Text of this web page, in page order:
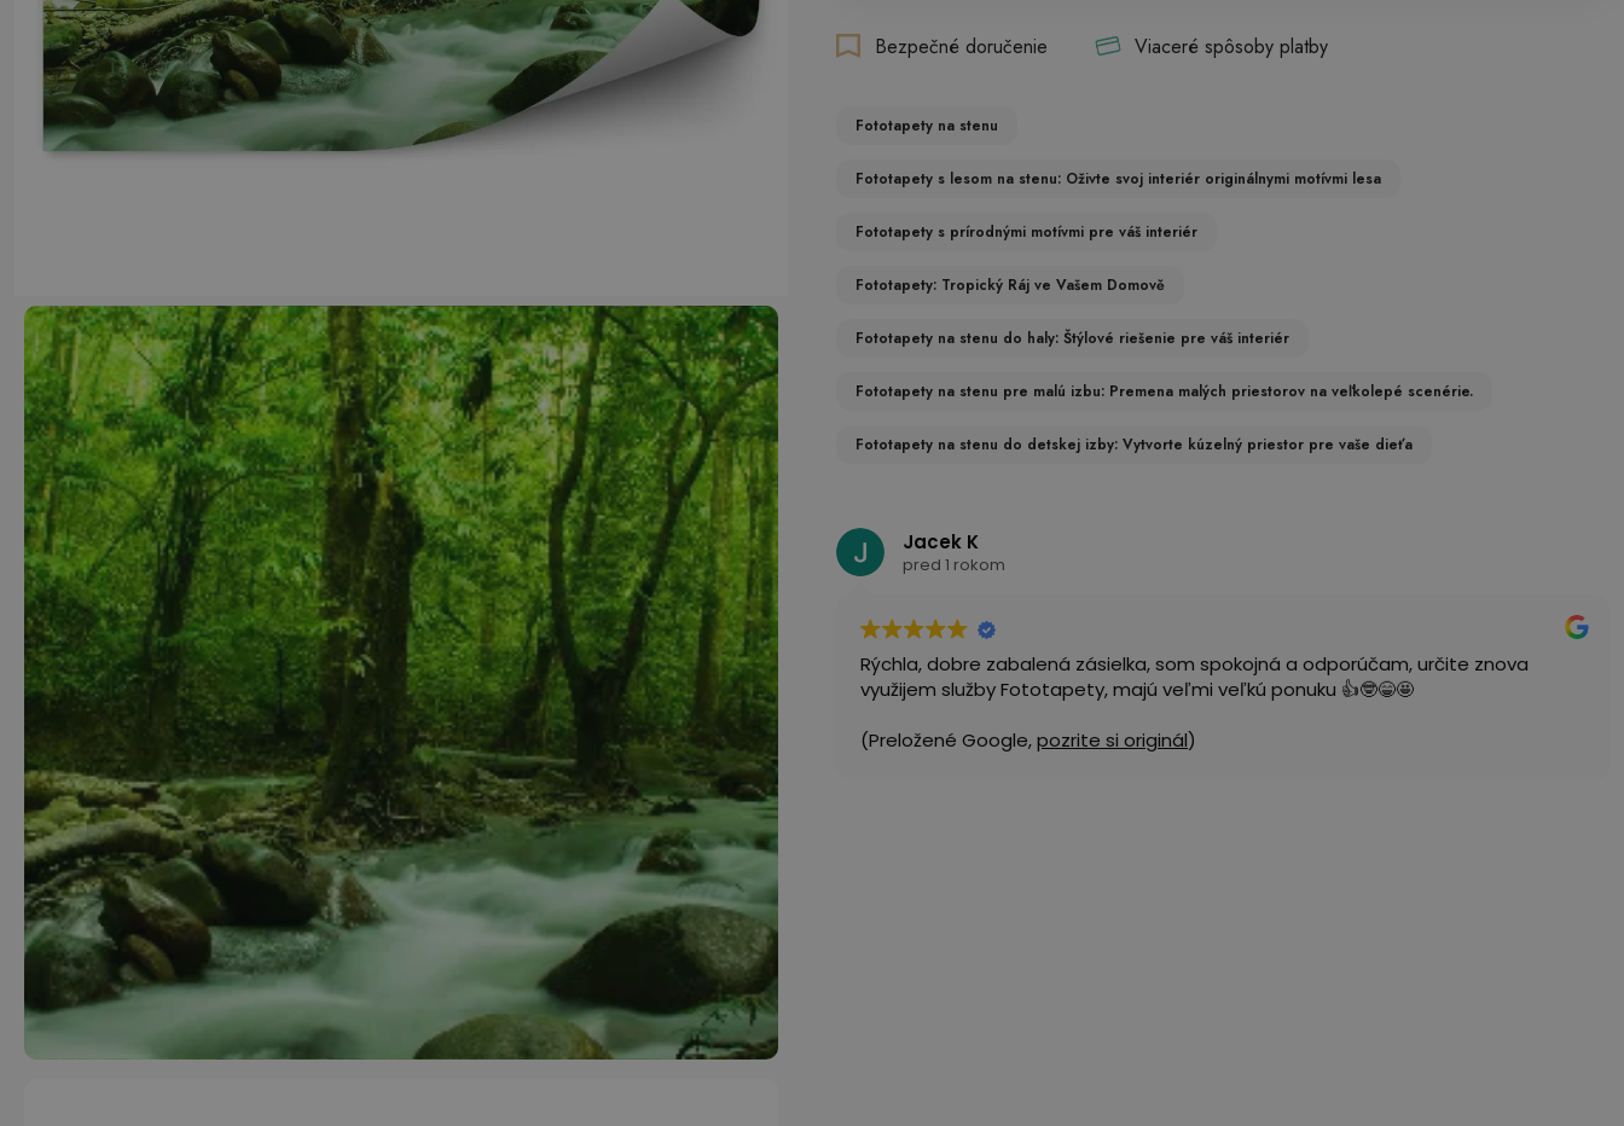
Bezpečné doručenie Viaceré spôsoby platby
Fototapety na stenu
Fototapety s lesom na stenu: Oživte svoj interiér originálnymi motívmi lesa
Fototapety s prírodnými motívmi pre váš interiér
Fototapety: Tropický Ráj ve Vašem Domově
Fototapety na stenu do haly: Štýlové riešenie pre váš interiér
Fototapety na stenu pre malú izbu: Premena malých priestorov na veľkolepé scenérie.
Fototapety na stenu do detskej izby: Vytvorte kúzelný priestor pre vaše dieťa
Jacek K
pred 1 rokom
Rýchla, dobre zabalená zásielka, som spokojná a odporúčam, určite znova
využijem služby Fototapety, majú veľmi veľkú ponuku 👍🤓😁🤩
(Preložené Google,pozrite si originál)